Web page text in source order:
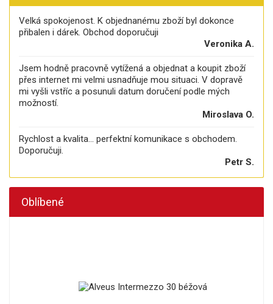
Velká spokojenost. K objednanému zboží byl dokonce
přibalen i dárek. Obchod doporučuji
Veronika A.
Jsem hodně pracovně vytížená a objednat a koupit zboží
přes internet mi velmi usnadňuje mou situaci. V dopravě
mi vyšli vstříc a posunuli datum doručení podle mých
možností.
Miroslava O.
Rychlost a kvalita... perfektní komunikace s obchodem.
Doporučuji.
Petr S.
Oblíbené